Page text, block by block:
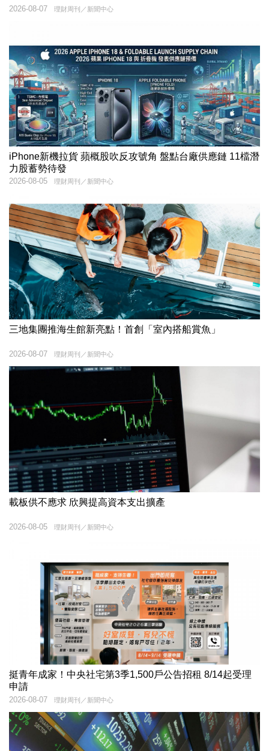
理財周刊／新聞中心
2026-08-07
iPhone新機拉貨 蘋概股吹反攻號角 盤點台廠供應鏈 11檔潛
力股蓄勢待發
理財周刊／新聞中心
2026-08-05
三地集團推海生館新亮點！首創「室內搭船賞魚」
理財周刊／新聞中心
2026-08-07
載板供不應求 欣興提高資本支出擴產
理財周刊／新聞中心
2026-08-05
挺青年成家！中央社宅第3季1,500戶公告招租 8/14起受理
申請
理財周刊／新聞中心
2026-08-07